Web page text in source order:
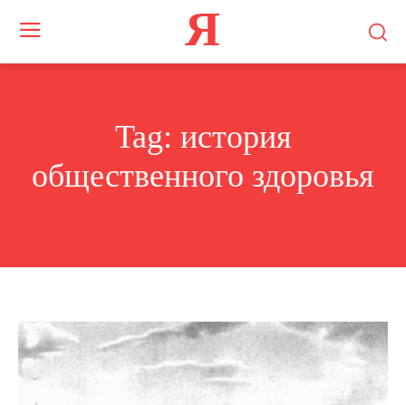
Я
Tag: история
общественного здоровья